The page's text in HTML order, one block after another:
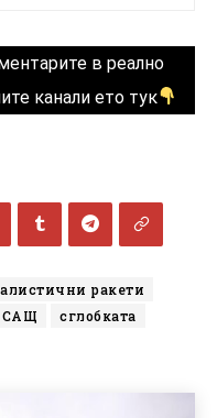
в реално
канали ето тук
ракети
САЩ сглобката